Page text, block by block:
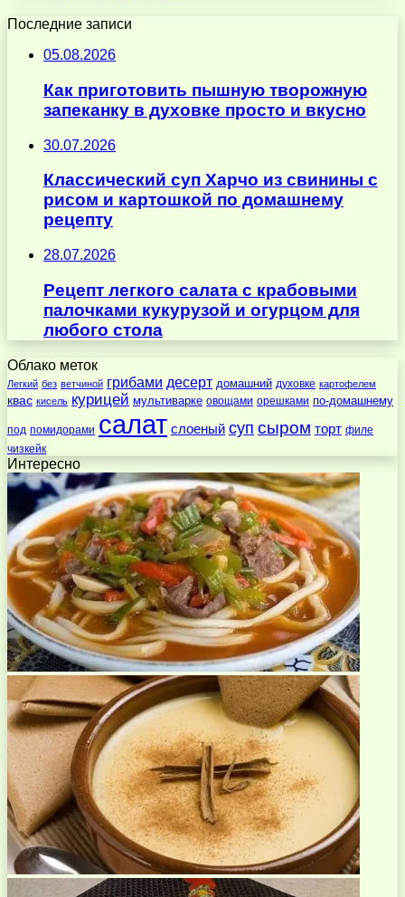
Последние записи
05.08.2026
Как приготовить пышную творожную
запеканку в духовке просто и вкусно
30.07.2026
Классический суп Харчо из свинины с
рисом и картошкой по домашнему
рецепту
28.07.2026
Рецепт легкого салата с крабовыми
палочками кукурузой и огурцом для
любого стола
Облако меток
Легкий без ветчиной грибами десерт домашний духовке картофелем
квас кисель курицей мультиварке овощами орешками по-домашнему
под помидорами салат слоеный суп сыром торт филе
чизкейк
Интересно